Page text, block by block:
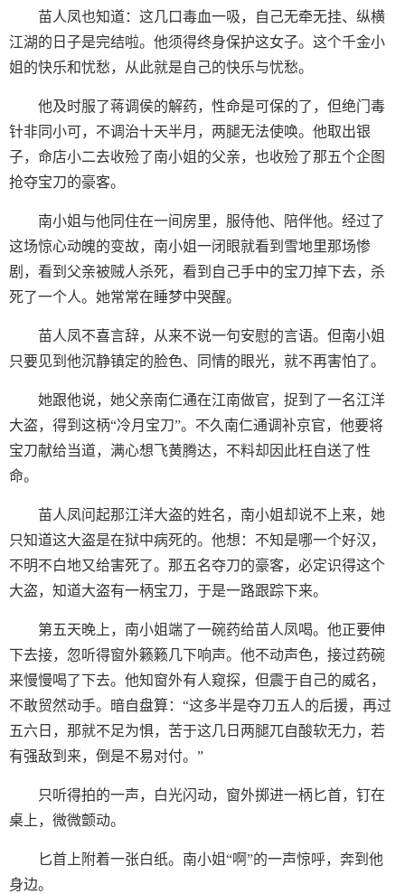
苗人凤也知道：这几口毒血一吸，自己无牵无挂、纵横
江湖的日子是完结啦。他须得终身保护这女子。这个千金小
姐的快乐和忧愁，从此就是自己的快乐与忧愁。
他及时服了蒋调侯的解药，性命是可保的了，但绝门毒
针非同小可，不调治十天半月，两腿无法使唤。他取出银
子，命店小二去收殓了南小姐的父亲，也收殓了那五个企图
抢夺宝刀的豪客。
南小姐与他同住在一间房里，服侍他、陪伴他。经过了
这场惊心动魄的变故，南小姐一闭眼就看到雪地里那场惨
剧，看到父亲被贼人杀死，看到自己手中的宝刀掉下去，杀
死了一个人。她常常在睡梦中哭醒。
苗人凤不喜言辞，从来不说一句安慰的言语。但南小姐
只要见到他沉静镇定的脸色、同情的眼光，就不再害怕了。
她跟他说，她父亲南仁通在江南做官，捉到了一名江洋
大盗，得到这柄“冷月宝刀”。不久南仁通调补京官，他要将
宝刀献给当道，满心想飞黄腾达，不料却因此枉自送了性
命。
苗人凤问起那江洋大盗的姓名，南小姐却说不上来，她
只知道这大盗是在狱中病死的。他想：不知是哪一个好汉，
不明不白地又给害死了。那五名夺刀的豪客，必定识得这个
大盗，知道大盗有一柄宝刀，于是一路跟踪下来。
第五天晚上，南小姐端了一碗药给苗人凤喝。他正要伸
下去接，忽听得窗外籁籁几下响声。他不动声色，接过药碗
来慢慢喝了下去。他知窗外有人窥探，但震于自己的威名，
不敢贸然动手。暗自盘算：“这多半是夺刀五人的后援，再过
五六日，那就不足为惧，苦于这几日两腿兀自酸软无力，若
有强敌到来，倒是不易对付。”
只听得拍的一声，白光闪动，窗外掷进一柄匕首，钉在
桌上，微微颤动。
匕首上附着一张白纸。南小姐“啊”的一声惊呼，奔到他
身边。